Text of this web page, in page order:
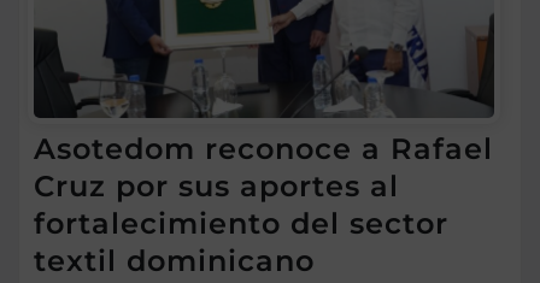
Asotedom reconoce a Rafael
Cruz por sus aportes al
fortalecimiento del sector
textil dominicano